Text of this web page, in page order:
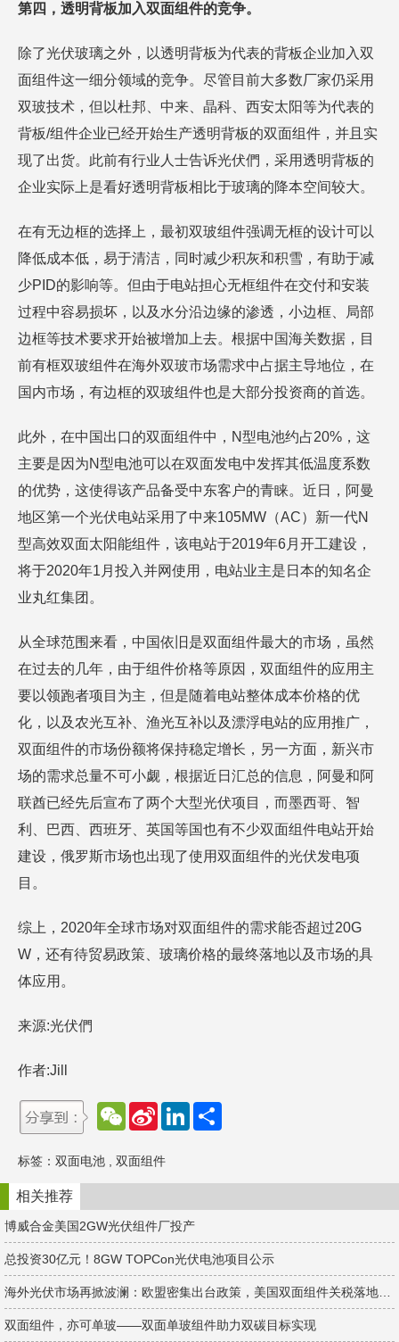
第四，透明背板加入双面组件的竞争。
除了光伏玻璃之外，以透明背板为代表的背板企业加入双
面组件这一细分领域的竞争。尽管目前大多数厂家仍采用
双玻技术，但以杜邦、中来、晶科、西安太阳等为代表的
背板/组件企业已经开始生产透明背板的双面组件，并且实
现了出货。此前有行业人士告诉光伏們，采用透明背板的
企业实际上是看好透明背板相比于玻璃的降本空间较大。
在有无边框的选择上，最初双玻组件强调无框的设计可以
降低成本低，易于清洁，同时减少积灰和积雪，有助于减
少PID的影响等。但由于电站担心无框组件在交付和安装
过程中容易损坏，以及水分沿边缘的渗透，小边框、局部
边框等技术要求开始被增加上去。根据中国海关数据，目
前有框双玻组件在海外双玻市场需求中占据主导地位，在
国内市场，有边框的双玻组件也是大部分投资商的首选。
此外，在中国出口的双面组件中，N型电池约占20%，这
主要是因为N型电池可以在双面发电中发挥其低温度系数
的优势，这使得该产品备受中东客户的青睐。近日，阿曼
地区第一个光伏电站采用了中来105MW（AC）新一代N
型高效双面太阳能组件，该电站于2019年6月开工建设，
将于2020年1月投入并网使用，电站业主是日本的知名企
业丸红集团。
从全球范围来看，中国依旧是双面组件最大的市场，虽然
在过去的几年，由于组件价格等原因，双面组件的应用主
要以领跑者项目为主，但是随着电站整体成本价格的优
化，以及农光互补、渔光互补以及漂浮电站的应用推广，
双面组件的市场份额将保持稳定增长，另一方面，新兴市
场的需求总量不可小觑，根据近日汇总的信息，阿曼和阿
联酋已经先后宣布了两个大型光伏项目，而墨西哥、智
利、巴西、西班牙、英国等国也有不少双面组件电站开始
建设，俄罗斯市场也出现了使用双面组件的光伏发电项
目。
综上，2020年全球市场对双面组件的需求能否超过20G
W，还有待贸易政策、玻璃价格的最终落地以及市场的具
体应用。
来源:光伏們
作者:Jill
W
e
a
t
S
W
e
b
o
L
d
n
标签： 双面电池 双面组件
相关推荐
博威合金美国2GW光伏组件厂投产
总投资30亿元！8GW TOPCon光伏电池项目公示
双面组件，亦可单玻——双面单玻组件助力双碳目标实现